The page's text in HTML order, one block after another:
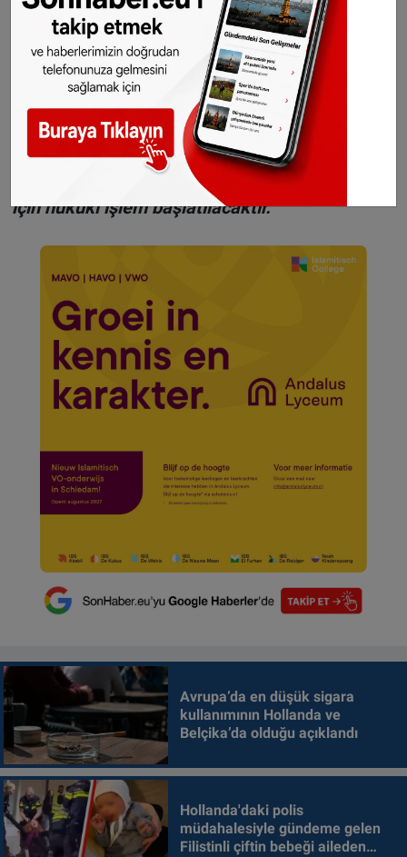
Hollanda ve diğer Avrupa ülkeleri gündeminden
seçtiğimiz haberler her gün telefonunuza
gelsin!Abone olmak için tıklayın
Sitemizde yayımlanan haberlerin her türlü
hakkıSONHABER.eu ’ya aittir. Haberin linki
kaynak olarak gösterilmeden alınan haberler
için hukuki işlem başlatılacaktır.
Avrupa’da en düşük sigara
kullanımının Hollanda ve
Belçika’da olduğu açıklandı
Hollanda'daki polis
müdahalesiyle gündeme gelen
Filistinli çiftin bebeği aileden